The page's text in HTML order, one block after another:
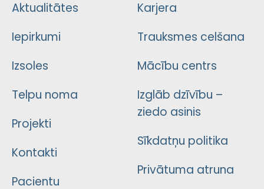
Aktualitātes
Iepirkumi
Izsoles
Telpu noma
Projekti
Kontakti
Pacientu
Karjera
Trauksmes celšana
Mācību centrs
Izglāb dzīvību –
ziedo asinis
Sīkdatņu politika
Privātuma atruna